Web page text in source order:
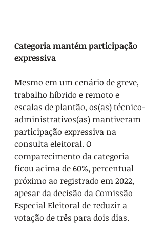
Categoria mantém participação
expressiva
Mesmo em um cenário de greve,
trabalho híbrido e remoto e
escalas de plantão, os(as) técnico-
administrativos(as) mantiveram
participação expressiva na
consulta eleitoral. O
comparecimento da categoria
ficou acima de 60%, percentual
próximo ao registrado em 2022,
apesar da decisão da Comissão
Especial Eleitoral de reduzir a
votação de três para dois dias.